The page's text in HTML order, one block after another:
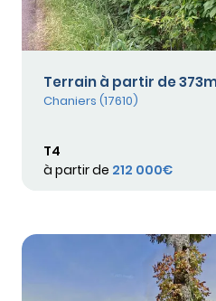
Terrain à partir de
Chaniers (17610)
T4
à partir de 212 000€